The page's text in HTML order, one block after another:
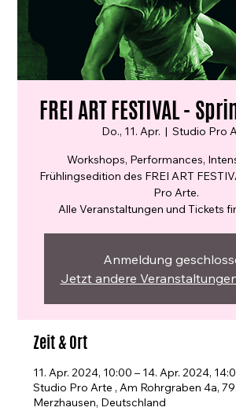
FREI ART FESTIVAL -
Do., 11. Apr.
  |
Studio Pro
Workshops, Performances,
Frühlingsedition des FREI ART
Pro Arte.
Alle Veranstaltungen und Tickets
Anmeldung
Jetzt andere
Zeit & Ort
11. Apr. 2024, 10:00 – 14. Apr. 2024,
Studio Pro Arte , Am Rohrgraben 4a,
Merzhausen, Deutschland